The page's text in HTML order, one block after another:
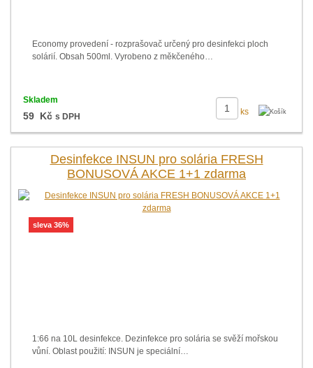
Economy provedení - rozprašovač určený pro desinfekci ploch
solárií. Obsah 500ml. Vyrobeno z měkčeného…
ks
Skladem
59 Kč s DPH
Desinfekce INSUN pro solária FRESH
BONUSOVÁ AKCE 1+1 zdarma
sleva 36%
1:66 na 10L desinfekce. Dezinfekce pro solária se svěží mořskou
vůní. Oblast použití: INSUN je speciální…